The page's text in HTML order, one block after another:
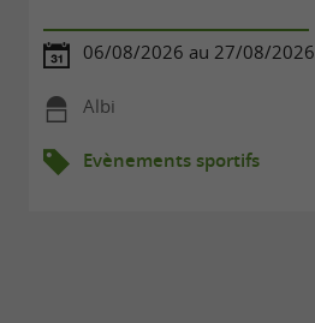
06/08/2026 au 27/08/2026
Albi
Evènements sportifs